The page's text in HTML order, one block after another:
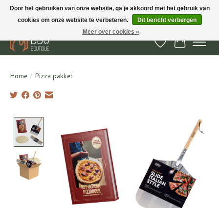
BBQ Boutique - Gratis verzenden en afhalen in Hedel en Kesteren
Verlanglijst
Home / Pizza pakket
Door het gebruiken van onze website, ga je akkoord met het gebruik van
cookies om onze website te verbeteren.
Dit bericht verbergen
Meer over cookies »